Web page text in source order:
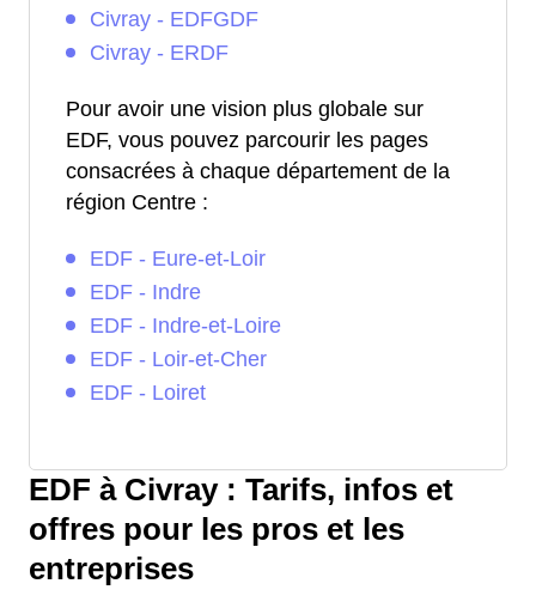
Civray - EDFGDF
Civray - ERDF
Pour avoir une vision plus globale sur
EDF, vous pouvez parcourir les pages
consacrées à chaque département de la
région Centre :
EDF - Eure-et-Loir
EDF - Indre
EDF - Indre-et-Loire
EDF - Loir-et-Cher
EDF - Loiret
EDF à Civray : Tarifs, infos et
offres pour les pros et les
entreprises